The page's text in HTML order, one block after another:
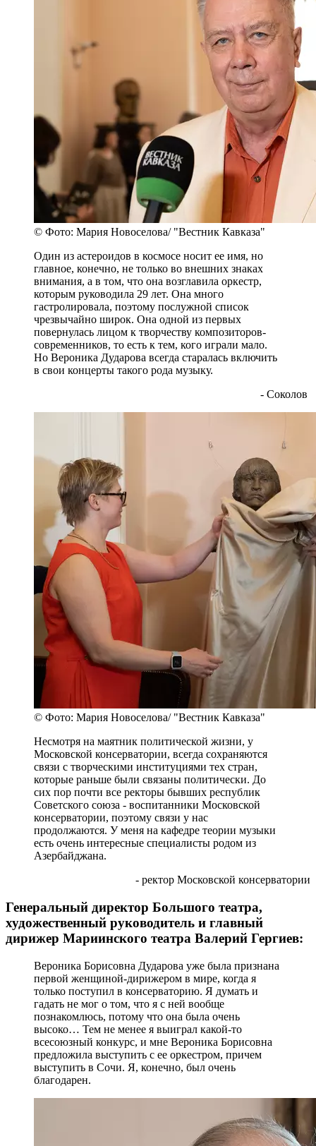
© Фото: Мария Новоселова/ "Вестник Кавказа"
Один из астероидов в космосе носит ее имя, но
главное, конечно, не только во внешних знаках
внимания, а в том, что она возглавила оркестр,
которым руководила 29 лет. Она много
гастролировала, поэтому послужной список
чрезвычайно широк. Она одной из первых
повернулась лицом к творчеству композиторов-
современников, то есть к тем, кого играли мало.
Но Вероника Дударова всегда старалась включить
в свои концерты такого рода музыку.
- Соколов
© Фото: Мария Новоселова/ "Вестник Кавказа"
Несмотря на маятник политической жизни, у
Московской консерватории, всегда сохраняются
связи с творческими институциями тех стран,
которые раньше были связаны политически. До
сих пор почти все ректоры бывших республик
Советского союза - воспитанники Московской
консерватории, поэтому связи у нас
продолжаются. У меня на кафедре теории музыки
есть очень интересные специалисты родом из
Азербайджана.
- ректор Московской консерватории
Генеральный директор Большого театра,
художественный руководитель и главный
дирижер Мариинского театра Валерий Гергиев:
Вероника Борисовна Дударова уже была признана
первой женщиной-дирижером в мире, когда я
только поступил в консерваторию. Я думать и
гадать не мог о том, что я с ней вообще
познакомлюсь, потому что она была очень
высоко… Тем не менее я выиграл какой-то
всесоюзный конкурс, и мне Вероника Борисовна
предложила выступить с ее оркестром, причем
выступить в Сочи. Я, конечно, был очень
благодарен.